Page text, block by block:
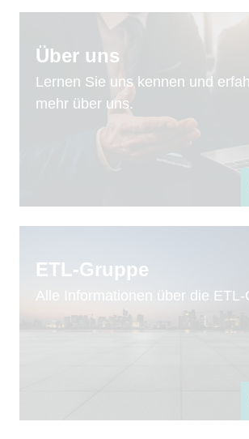
Über uns
Lernen Sie uns kennen und
mehr über uns.
ETL-Gruppe
Alle Informationen über die ETL-